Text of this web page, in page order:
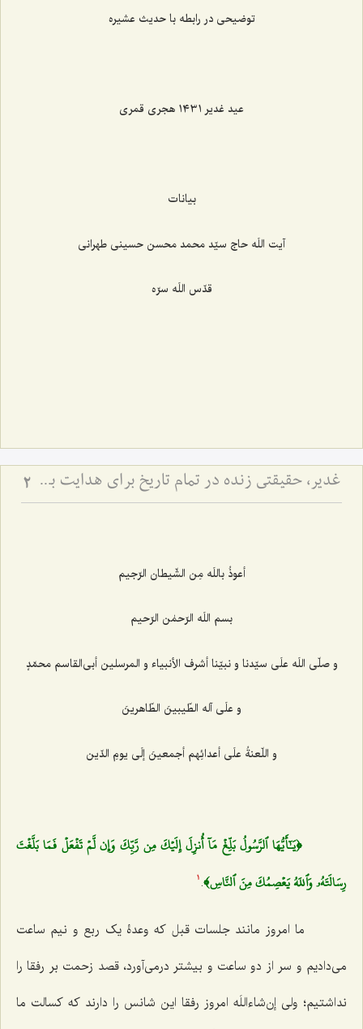
توضیحی در رابطه با حدیث عشیره
عید غدیر ١٤٣١ هجری قمری
بیانات
آیت اللَه حاج سیّد محمد محسن حسینی طهرانی
قدّس اللَه سرّه
غدیر، حقیقتی زنده در تمام تاریخ برای هدایت بشر - توضیحی در رابطه با حدیث عشیره 2
أعوذُ باللَه مِن الشّیطان الرّجیم
بسم اللَه الرّحمٰن الرّحیم
و صلّی اللَه علَی سیّدنا و نبیّنا أشرف الأنبیاء و المرسلین أبی‌القاسم محمّدٍ
و علَی آله الطّیبینَ الطّاهرینَ
و اللّعنةُ علَی أعدائِهم أجمعینَ إلَی یومِ الدّین
﴿يَـٰٓأَيُّهَا ٱلرَّسُولُ بَلِّغۡ مَآ أُنزِلَ إِلَيۡكَ مِن رَّبِّكَ وَإِن لَّمۡ تَفۡعَلۡ فَمَا بَلَّغۡتَ
رِسَالَتَهُۥ وَٱللَهُ يَعۡصِمُكَ مِنَ ٱلنَّاسِ﴾.
1
ما امروز مانند جلسات قبل که وعدۀ یک ربع و نیم ساعت
می‌دادیم و سر از دو ساعت و بیشتر درمی‌آورد، قصد زحمت بر رفقا را
نداشتیم؛ ولی إن‌شاءاللَه امروز رفقا این شانس را دارند که کسالت ما